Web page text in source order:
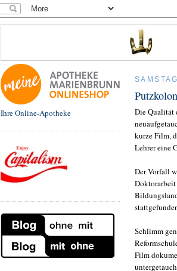
Ihre Online-Apotheke
Die Qualität
kurze Film,
Lehrer eine
Der Vorfall
Schlimm
Film